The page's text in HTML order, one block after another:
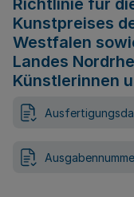
Richtlinie für
Kunstpreises
Westfalen
Landes
Künstlerinnen